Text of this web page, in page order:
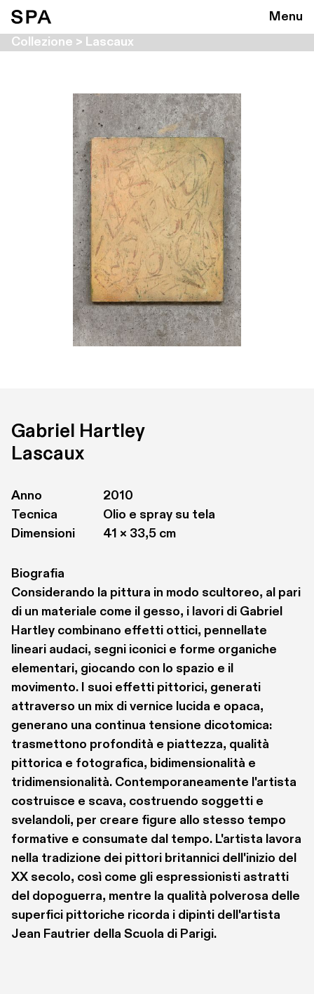
Menu
Collezione > Lascaux
Gabriel Hartley
Lascaux
Anno
2010
Tecnica
Olio e spray su tela
Dimensioni
41 × 33,5 cm
Biografia
Considerando la pittura in modo scultoreo, al pari
di un materiale come il gesso, i lavori di Gabriel
Hartley combinano effetti ottici, pennellate
lineari audaci, segni iconici e forme organiche
elementari, giocando con lo spazio e il
movimento. I suoi effetti pittorici, generati
attraverso un mix di vernice lucida e opaca,
generano una continua tensione dicotomica:
trasmettono profondità e piattezza, qualità
pittorica e fotografica, bidimensionalità e
tridimensionalità. Contemporaneamente l'artista
costruisce e scava, costruendo soggetti e
svelandoli, per creare figure allo stesso tempo
formative e consumate dal tempo. L'artista lavora
nella tradizione dei pittori britannici dell'inizio del
XX secolo, così come gli espressionisti astratti
del dopoguerra, mentre la qualità polverosa delle
superfici pittoriche ricorda i dipinti dell'artista
Jean Fautrier della Scuola di Parigi.